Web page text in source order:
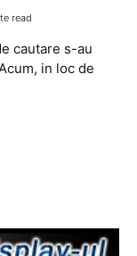
read
cautare s-au
in loc de